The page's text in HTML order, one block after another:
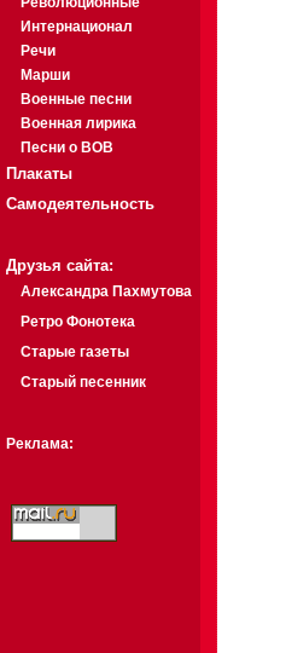
Интернационал
Речи
Марши
Военные песни
Военная лирика
Песни о ВОВ
Плакаты
Самодеятельность
Друзья сайта:
Александра Пахмутова
Ретро Фонотека
Старые газеты
Старый песенник
Реклама: